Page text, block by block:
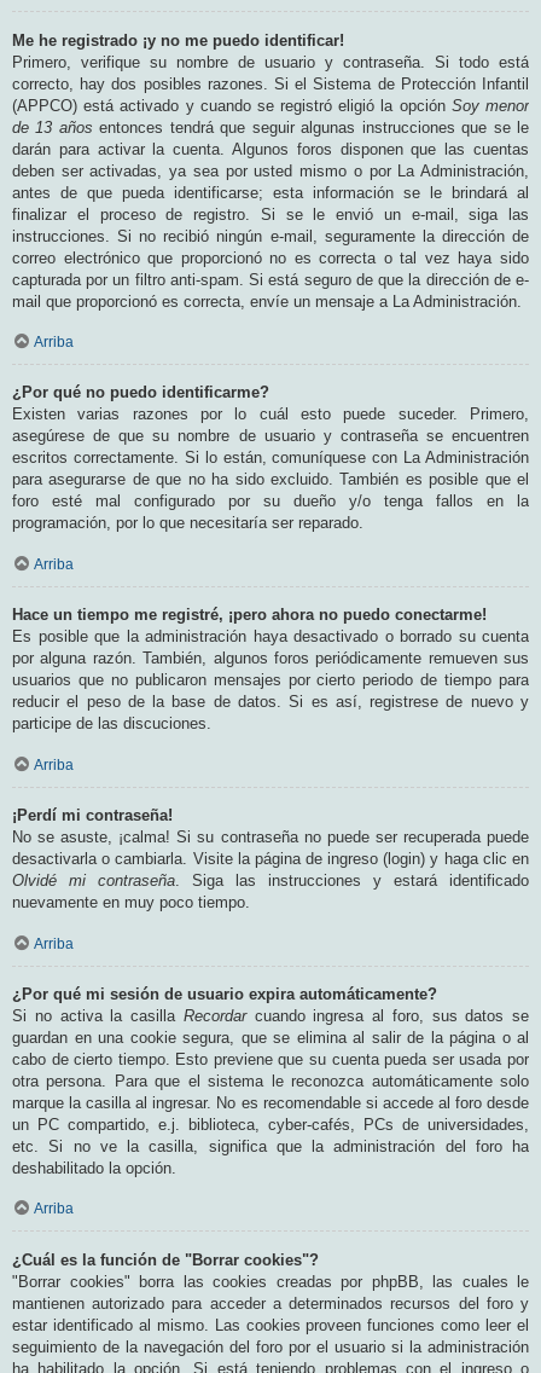
Me he registrado ¡y no me puedo identificar!
Primero, verifique su nombre de usuario y contraseña. Si todo está
correcto, hay dos posibles razones. Si el Sistema de Protección Infantil
(APPCO) está activado y cuando se registró eligió la opción Soy menor
de 13 años entonces tendrá que seguir algunas instrucciones que se le
darán para activar la cuenta. Algunos foros disponen que las cuentas
deben ser activadas, ya sea por usted mismo o por La Administración,
antes de que pueda identificarse; esta información se le brindará al
finalizar el proceso de registro. Si se le envió un e-mail, siga las
instrucciones. Si no recibió ningún e-mail, seguramente la dirección de
correo electrónico que proporcionó no es correcta o tal vez haya sido
capturada por un filtro anti-spam. Si está seguro de que la dirección de e-
mail que proporcionó es correcta, envíe un mensaje a La Administración.
Arriba
¿Por qué no puedo identificarme?
Existen varias razones por lo cuál esto puede suceder. Primero,
asegúrese de que su nombre de usuario y contraseña se encuentren
escritos correctamente. Si lo están, comuníquese con La Administración
para asegurarse de que no ha sido excluido. También es posible que el
foro esté mal configurado por su dueño y/o tenga fallos en la
programación, por lo que necesitaría ser reparado.
Arriba
Hace un tiempo me registré, ¡pero ahora no puedo conectarme!
Es posible que la administración haya desactivado o borrado su cuenta
por alguna razón. También, algunos foros periódicamente remueven sus
usuarios que no publicaron mensajes por cierto periodo de tiempo para
reducir el peso de la base de datos. Si es así, registrese de nuevo y
participe de las discuciones.
Arriba
¡Perdí mi contraseña!
No se asuste, ¡calma! Si su contraseña no puede ser recuperada puede
desactivarla o cambiarla. Visite la página de ingreso (login) y haga clic en
Olvidé mi contraseña. Siga las instrucciones y estará identificado
nuevamente en muy poco tiempo.
Arriba
¿Por qué mi sesión de usuario expira automáticamente?
Si no activa la casilla Recordarcuando ingresa al foro, sus datos se
guardan en una cookie segura, que se elimina al salir de la página o al
cabo de cierto tiempo. Esto previene que su cuenta pueda ser usada por
otra persona. Para que el sistema le reconozca automáticamente solo
marque la casilla al ingresar. No es recomendable si accede al foro desde
un PC compartido, e.j. biblioteca, cyber-cafés, PCs de universidades,
etc. Si no ve la casilla, significa que la administración del foro ha
deshabilitado la opción.
Arriba
¿Cuál es la función de "Borrar cookies"?
"Borrar cookies" borra las cookies creadas por phpBB, las cuales le
mantienen autorizado para acceder a determinados recursos del foro y
estar identificado al mismo. Las cookies proveen funciones como leer el
seguimiento de la navegación del foro por el usuario si la administración
ha habilitado la opción. Si está teniendo problemas con el ingreso o